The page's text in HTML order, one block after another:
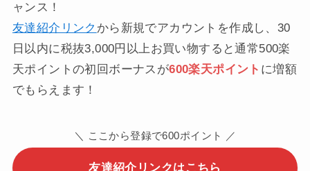
ャンス！
友達紹介リンク から新規でアカウントを作成し、30
日以内に税抜3,000円以上お買い物すると通常500楽
天ポイントの初回ボーナスが600楽天ポイント に増額
でもらえます！
＼ ここから登録で600ポイント ／
友達紹介リンクはこちら